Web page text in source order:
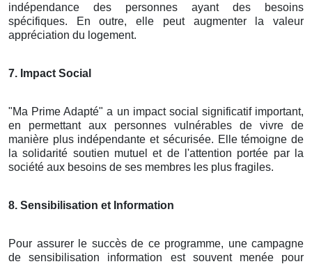
indépendance des personnes ayant des besoins
spécifiques. En outre, elle peut augmenter la valeur
appréciation du logement.
7. Impact Social
"Ma Prime Adapté" a un impact social significatif important,
en permettant aux personnes vulnérables de vivre de
manière plus indépendante et sécurisée. Elle témoigne de
la solidarité soutien mutuel et de l'attention portée par la
société aux besoins de ses membres les plus fragiles.
8. Sensibilisation et Information
Pour assurer le succès de ce programme, une campagne
de sensibilisation information est souvent menée pour